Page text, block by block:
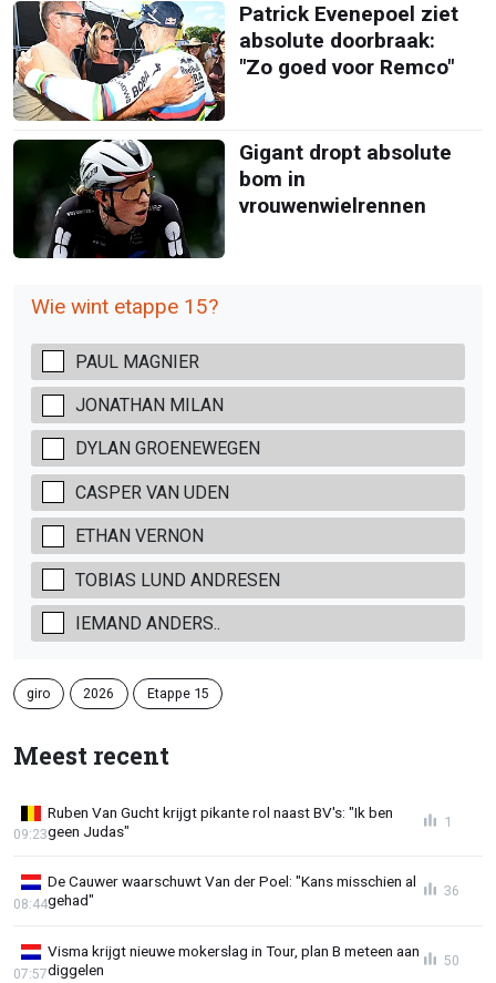
Patrick Evenepoel ziet
absolute doorbraak:
"Zo goed voor Remco"
Gigant dropt absolute
bom in
vrouwenwielrennen
Wie wint etappe 15?
PAUL MAGNIER
JONATHAN MILAN
DYLAN GROENEWEGEN
CASPER VAN UDEN
ETHAN VERNON
TOBIAS LUND ANDRESEN
IEMAND ANDERS..
giro 2026 Etappe 15
Meest recent
Ruben Van Gucht krijgt pikante rol naast BV's: "Ik ben
geen Judas"
09:23
1
De Cauwer waarschuwt Van der Poel: "Kans misschien al
gehad"
08:44
36
Visma krijgt nieuwe mokerslag in Tour, plan B meteen aan
diggelen
07:57
50